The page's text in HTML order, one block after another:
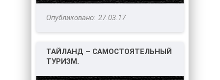
27.03.17
ТАЙЛАНД – САМОСТОЯТЕЛЬНЫЙ
ТУРИЗМ.